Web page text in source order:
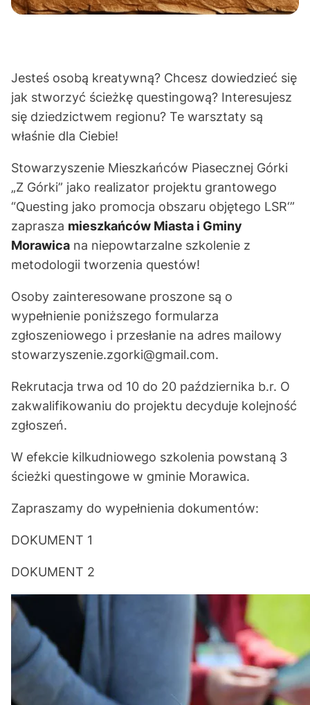
Jesteś osobą kreatywną? Chcesz dowiedzieć się
jak stworzyć ścieżkę questingową? Interesujesz
się dziedzictwem regionu? Te warsztaty są
właśnie dla Ciebie!
Stowarzyszenie Mieszkańców Piasecznej Górki
„Z Górki” jako realizator projektu grantowego
“Questing jako promocja obszaru objętego LSR‘”
zaprasza mieszkańców Miasta i Gminy
Morawica na niepowtarzalne szkolenie z
metodologii tworzenia questów!
Osoby zainteresowane proszone są o
wypełnienie poniższego formularza
zgłoszeniowego i przesłanie na adres mailowy
stowarzyszenie.zgorki@gmail.com.
Rekrutacja trwa od 10 do 20 października b.r. O
zakwalifikowaniu do projektu decyduje kolejność
zgłoszeń.
W efekcie kilkudniowego szkolenia powstaną 3
ścieżki questingowe w gminie Morawica.
Zapraszamy do wypełnienia dokumentów:
DOKUMENT 1
DOKUMENT 2